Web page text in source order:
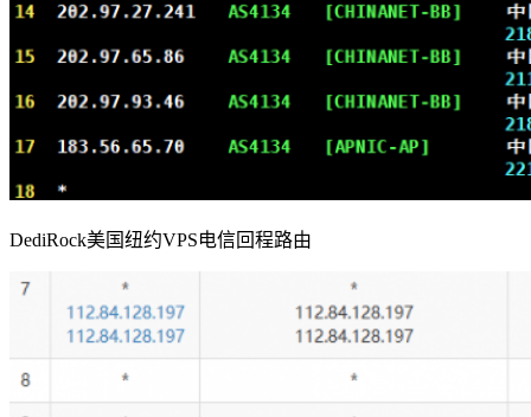
DediRock美国纽约VPS电信回程路由